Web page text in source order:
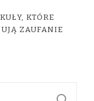
KTÓRE
ZAUFANIE